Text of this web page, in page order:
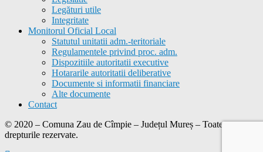
Legături utile
Integritate
Monitorul Oficial Local
Statutul unitatii adm.-teritoriale
Regulamentele privind proc. adm.
Dispozitiile autoritatii executive
Hotararile autoritatii deliberative
Documente si informatii financiare
Alte documente
Contact
© 2020 – Comuna Zau de Cîmpie – Județul Mureș – Toate
drepturile rezervate.